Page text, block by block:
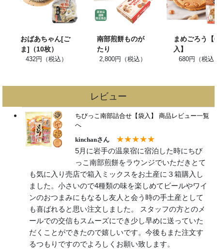
おばあちゃん[ご
ま]（10枚）
432円（税込）
南部煎餅ものが
たり
2,800円（税込）
まめごろう【
入】
680円（税込
レビュー
ちびっこ南部詰合せ【袋入】
商品レビュー一覧
へ
kinchanさん
★★★★★
5月に岩手の温泉宿に宿泊した時にちび
っこ南部煎餅をラウンジでいただきとて
も気に入り売店で箱入ミックスをお土産に３箱購入し
ました。小さいので4種類の味を楽しめてビールやワイ
ンのおつまみにもなるし友人と会う時の手土産として
も喜ばれると思い注文しました。 スタッフの方とのメ
ールでの交信もスムーズにでき少し早めに送っていた
だくことができたので嬉しいです。今後もまた注文す
るつもりですのでよろしくお願い致します。